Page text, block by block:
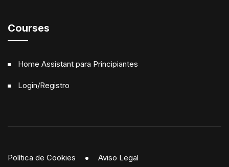
Courses
Home Assistant para Principiantes
Login/Registro
Política de Cookies Aviso Legal